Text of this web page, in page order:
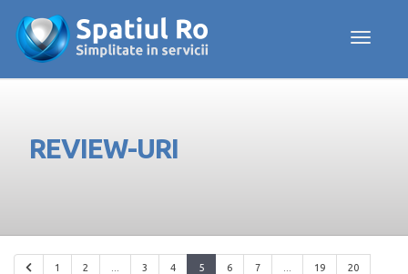
Toggle
REVIEW-URI
1 2 3 4 5 6 7 19 20